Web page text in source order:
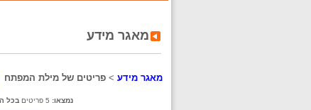
מאגר מידע
מאגר מידע > פריטים של מילת המפתח
נמצאו: בכל